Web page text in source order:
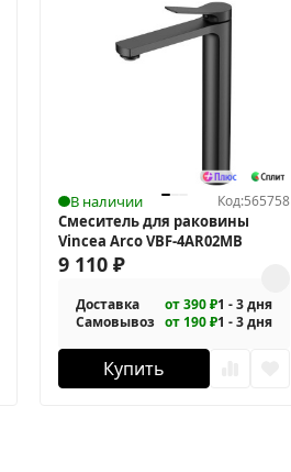
В наличии Код:565758
Смеситель для раковины
Vincea Arco VBF-4AR02MB
9 110₽
Доставка от 390 ₽1 - 3 дня
Самовывоз от 190 ₽1 - 3 дня
Купить